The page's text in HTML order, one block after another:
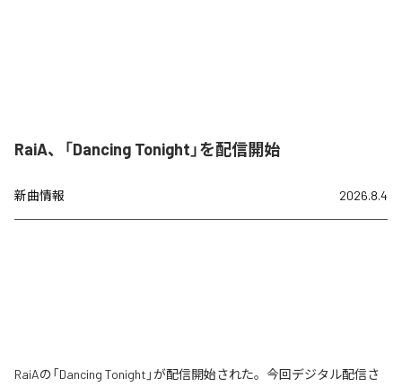
RaiA、「Dancing Tonight」を配信開始
新曲情報 2026.8.4
RaiAの「Dancing Tonight」が配信開始された。今回デジタル配信さ